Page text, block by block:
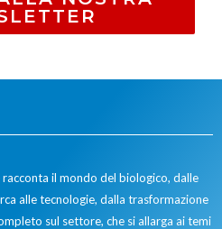
il mondo del biologico, dalle
alle tecnologie, dalla trasformazione
sul settore, che si allarga ai temi